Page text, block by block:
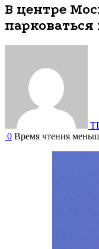
В центре
0 Время чтения